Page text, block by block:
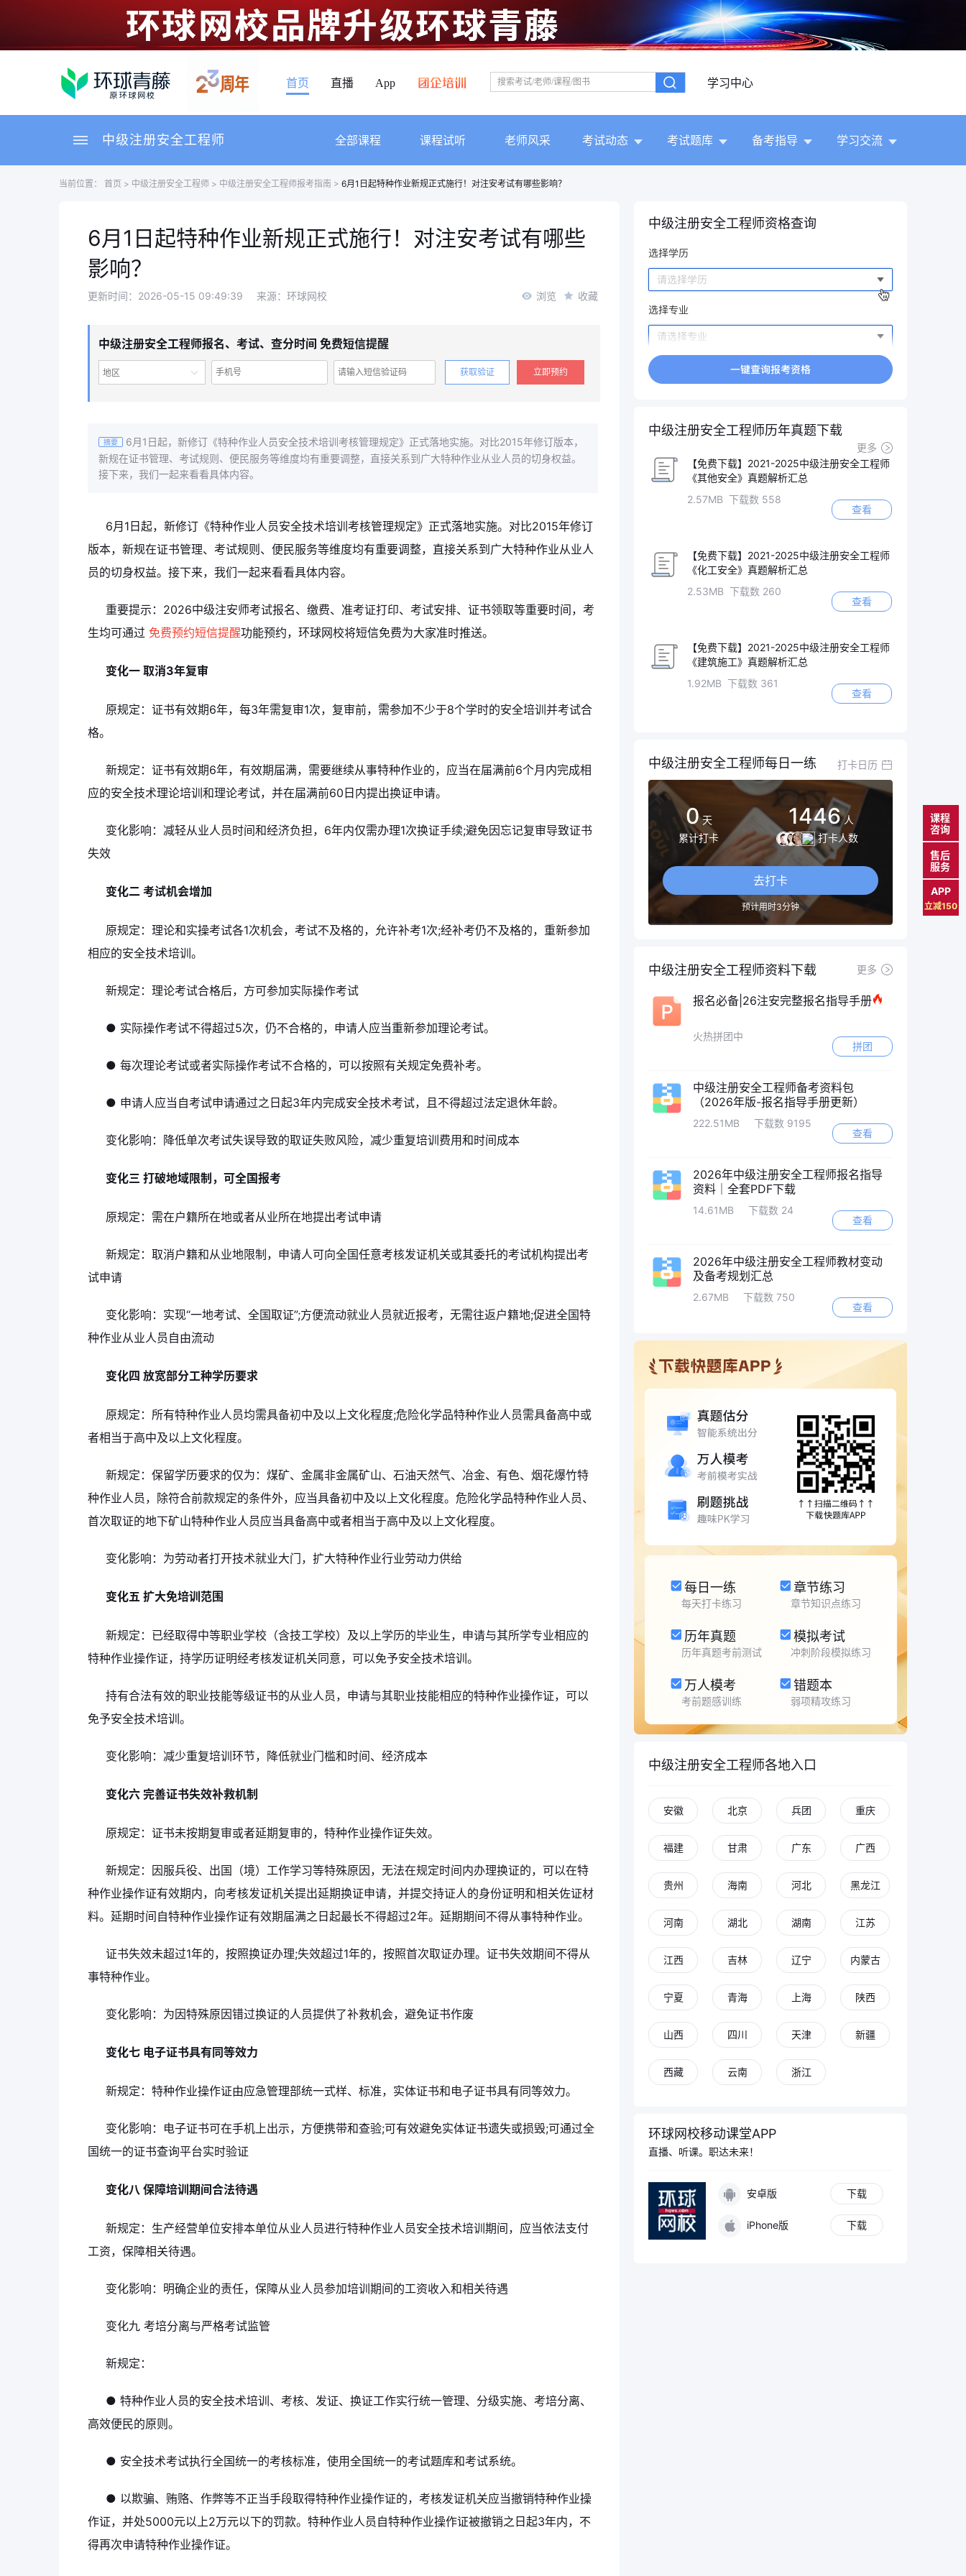
首页 直播 App 学习中心
中级注册安全工程师 全部课程 课程试听 老师风采 考试动态 考试题库 备考指导 学习交流
当前位置： 首页 > 中级注册安全工程师 > 中级注册安全工程师报考指南 > 6月1日起特种作业新规正式施行！对注安考试有哪些影响？
6月1日起特种作业新规正式施行！对注安考试有哪些
影响？
更新时间：2026-05-15 09:49:39 来源：环球网校 浏览 收藏
中级注册安全工程师报名、考试、查分时间 免费短信提醒
地区 获取验证 立即预约
摘要
6月1日起，新修订《特种作业人员安全技术培训考核管理规定》正式落地实施。对比2015年修订版本，
新规在证书管理、考试规则、便民服务等维度均有重要调整，直接关系到广大特种作业从业人员的切身权益。
接下来，我们一起来看看具体内容。
6月1日起，新修订《特种作业人员安全技术培训考核管理规定》正式落地实施。对比2015年修订
版本，新规在证书管理、考试规则、便民服务等维度均有重要调整，直接关系到广大特种作业从业人
员的切身权益。接下来，我们一起来看看具体内容。
重要提示：2026中级注安师考试报名、缴费、准考证打印、考试安排、证书领取等重要时间，考
生均可通过 免费预约短信提醒功能预约，环球网校将短信免费为大家准时推送。
变化一 取消3年复审
原规定：证书有效期6年，每3年需复审1次，复审前，需参加不少于8个学时的安全培训并考试合
格。
新规定：证书有效期6年，有效期届满，需要继续从事特种作业的，应当在届满前6个月内完成相
应的安全技术理论培训和理论考试，并在届满前60日内提出换证申请。
变化影响：减轻从业人员时间和经济负担，6年内仅需办理1次换证手续;避免因忘记复审导致证书
失效
变化二 考试机会增加
原规定：理论和实操考试各1次机会，考试不及格的，允许补考1次;经补考仍不及格的，重新参加
相应的安全技术培训。
新规定：理论考试合格后，方可参加实际操作考试
● 实际操作考试不得超过5次，仍不合格的，申请人应当重新参加理论考试。
● 每次理论考试或者实际操作考试不合格的，可以按照有关规定免费补考。
● 申请人应当自考试申请通过之日起3年内完成安全技术考试，且不得超过法定退休年龄。
变化影响：降低单次考试失误导致的取证失败风险，减少重复培训费用和时间成本
变化三 打破地域限制，可全国报考
原规定：需在户籍所在地或者从业所在地提出考试申请
新规定：取消户籍和从业地限制，申请人可向全国任意考核发证机关或其委托的考试机构提出考
试申请
变化影响：实现“一地考试、全国取证”;方便流动就业人员就近报考，无需往返户籍地;促进全国特
种作业从业人员自由流动
变化四 放宽部分工种学历要求
原规定：所有特种作业人员均需具备初中及以上文化程度;危险化学品特种作业人员需具备高中或
者相当于高中及以上文化程度。
新规定：保留学历要求的仅为：煤矿、金属非金属矿山、石油天然气、冶金、有色、烟花爆竹特
种作业人员，除符合前款规定的条件外，应当具备初中及以上文化程度。危险化学品特种作业人员、
首次取证的地下矿山特种作业人员应当具备高中或者相当于高中及以上文化程度。
变化影响：为劳动者打开技术就业大门，扩大特种作业行业劳动力供给
变化五 扩大免培训范围
新规定：已经取得中等职业学校（含技工学校）及以上学历的毕业生，申请与其所学专业相应的
特种作业操作证，持学历证明经考核发证机关同意，可以免予安全技术培训。
持有合法有效的职业技能等级证书的从业人员，申请与其职业技能相应的特种作业操作证，可以
免予安全技术培训。
变化影响：减少重复培训环节，降低就业门槛和时间、经济成本
变化六 完善证书失效补救机制
原规定：证书未按期复审或者延期复审的，特种作业操作证失效。
新规定：因服兵役、出国（境）工作学习等特殊原因，无法在规定时间内办理换证的，可以在特
种作业操作证有效期内，向考核发证机关提出延期换证申请，并提交持证人的身份证明和相关佐证材
料。延期时间自特种作业操作证有效期届满之日起最长不得超过2年。延期期间不得从事特种作业。
证书失效未超过1年的，按照换证办理;失效超过1年的，按照首次取证办理。证书失效期间不得从
事特种作业。
变化影响：为因特殊原因错过换证的人员提供了补救机会，避免证书作废
变化七 电子证书具有同等效力
新规定：特种作业操作证由应急管理部统一式样、标准，实体证书和电子证书具有同等效力。
变化影响：电子证书可在手机上出示，方便携带和查验;可有效避免实体证书遗失或损毁;可通过全
国统一的证书查询平台实时验证
变化八 保障培训期间合法待遇
新规定：生产经营单位安排本单位从业人员进行特种作业人员安全技术培训期间，应当依法支付
工资，保障相关待遇。
变化影响：明确企业的责任，保障从业人员参加培训期间的工资收入和相关待遇
变化九 考培分离与严格考试监管
新规定：
● 特种作业人员的安全技术培训、考核、发证、换证工作实行统一管理、分级实施、考培分离、
高效便民的原则。
● 安全技术考试执行全国统一的考核标准，使用全国统一的考试题库和考试系统。
● 以欺骗、贿赂、作弊等不正当手段取得特种作业操作证的，考核发证机关应当撤销特种作业操
作证，并处5000元以上2万元以下的罚款。特种作业人员自特种作业操作证被撤销之日起3年内，不
得再次申请特种作业操作证。
中级注册安全工程师资格查询
中级注册安全工程师历年真题下载
更多
【免费下载】2021-2025中级注册安全工程师
《其他安全》真题解析汇总
2.57MB 下载数 558
查看
【免费下载】2021-2025中级注册安全工程师
《化工安全》真题解析汇总
2.53MB 下载数 260
查看
【免费下载】2021-2025中级注册安全工程师
《建筑施工》真题解析汇总
1.92MB 下载数 361
查看
中级注册安全工程师每日一练 打卡日历
0 天
累计打卡
1446 人
打卡人数
去打卡
预计用时3分钟
中级注册安全工程师资料下载 更多
报名必备|26注安完整报名指导手册
火热拼团中
拼团
中级注册安全工程师备考资料包
（2026年版-报名指导手册更新）
222.51MB
下载数 9195
查看
2026年中级注册安全工程师报名指导
资料｜全套PDF下载
14.61MB
下载数 24
查看
2026年中级注册安全工程师教材变动
及备考规划汇总
2.67MB
下载数 750
查看
每日一练
每天打卡练习
章节练习
章节知识点练习
历年真题
历年真题考前测试
模拟考试
冲刺阶段模拟练习
万人模考
考前题感训练
错题本
弱项精攻练习
中级注册安全工程师各地入口
安徽 北京 兵团 重庆
福建 甘肃 广东 广西
贵州 海南 河北 黑龙江
河南 湖北 湖南 江苏
江西 吉林 辽宁 内蒙古
宁夏 青海 上海 陕西
山西 四川 天津 新疆
西藏 云南 浙江
环球网校移动课堂APP
直播、听课。职达未来！
安卓版 下载
iPhone版 下载
课程
咨询
售后
服务
APP
立减150